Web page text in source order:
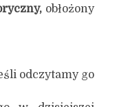
obłożony
odczytamy go